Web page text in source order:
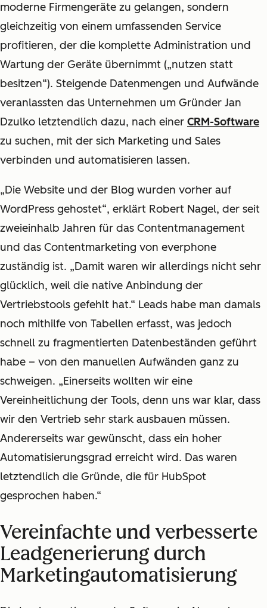
moderne Firmengeräte zu gelangen, sondern
gleichzeitig von einem umfassenden Service
profitieren, der die komplette Administration und
Wartung der Geräte übernimmt („nutzen statt
besitzen“). Steigende Datenmengen und Aufwände
veranlassten das Unternehmen um Gründer Jan
Dzulko letztendlich dazu, nach einer CRM-Software
zu suchen, mit der sich Marketing und Sales
verbinden und automatisieren lassen.
„Die Website und der Blog wurden vorher auf
WordPress gehostet“, erklärt Robert Nagel, der seit
zweieinhalb Jahren für das Contentmanagement
und das Contentmarketing von everphone
zuständig ist. „Damit waren wir allerdings nicht sehr
glücklich, weil die native Anbindung der
Vertriebstools gefehlt hat.“ Leads habe man damals
noch mithilfe von Tabellen erfasst, was jedoch
schnell zu fragmentierten Datenbeständen geführt
habe – von den manuellen Aufwänden ganz zu
schweigen. „Einerseits wollten wir eine
Vereinheitlichung der Tools, denn uns war klar, dass
wir den Vertrieb sehr stark ausbauen müssen.
Andererseits war gewünscht, dass ein hoher
Automatisierungsgrad erreicht wird. Das waren
letztendlich die Gründe, die für HubSpot
gesprochen haben.“
Vereinfachte und verbesserte
Leadgenerierung durch
Marketingautomatisierung